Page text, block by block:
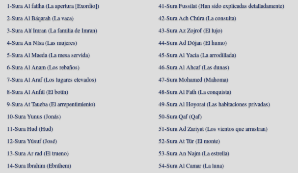
1-Sura Al fatíha (La apertura [Exordio])
2-Sura Al Báqarah (La vaca)
3-Sura Alí Imran (La familia de Imran)
4-Sura An Nísa (Las mujeres)
5-Sura Al Maeda (La mesa servida)
6-Sura Al Anam (Los rebaños)
7-Sura Al Araf (Los lugares elevados)
8-Sura Al Anfál (El botín)
9-Sura At Taueba (El arrepentimiento)
10-Sura Yunus (Jonás)
11-Sura Hud (Hud)
12-Sura Yúsuf (José)
13-Sura Ar rad (El trueno)
14-Sura Ibrahim (Ebráhem)
41-Sura Fussilat (Han sido explicadas detalladamente)
42-Sura Ach Chúra (La consulta)
43-Sura Az Zojrof (El lujo)
44-Sura Ad Dójan (El humo)
45-Sura Al Yacia (La arrodillada)
46-Sura Al Ahcaf (Las dunas)
47-Sura Mohamed (Mahoma)
48-Sura Al Fath (La conquista)
49-Sura Al Hoyorat (Las habitaciones privadas)
50-Sura Qaf (Qaf)
51-Sura Ad Zariyat (Los vientos que arrastran)
52-Sura At Túr (El monte)
53-Sura An Najm (La estrella)
54-Sura Al Camar (La luna)